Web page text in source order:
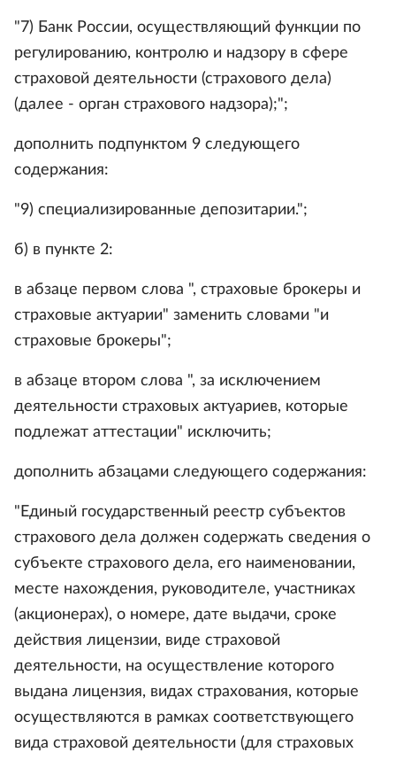
"7) Банк России, осуществляющий функции по
регулированию, контролю и надзору в сфере
страховой деятельности (страхового дела)
(далее - орган страхового надзора);";
дополнить подпунктом 9 следующего
содержания:
"9) специализированные депозитарии.";
б) в пункте 2:
в абзаце первом слова ", страховые брокеры и
страховые актуарии" заменить словами "и
страховые брокеры";
в абзаце втором слова ", за исключением
деятельности страховых актуариев, которые
подлежат аттестации" исключить;
дополнить абзацами следующего содержания:
"Единый государственный реестр субъектов
страхового дела должен содержать сведения о
субъекте страхового дела, его наименовании,
месте нахождения, руководителе, участниках
(акционерах), о номере, дате выдачи, сроке
действия лицензии, виде страховой
деятельности, на осуществление которого
выдана лицензия, видах страхования, которые
осуществляются в рамках соответствующего
вида страховой деятельности (для страховых